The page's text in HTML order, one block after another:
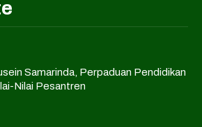
Samarinda, Perpaduan Pendidikan
Nilai Pesantren